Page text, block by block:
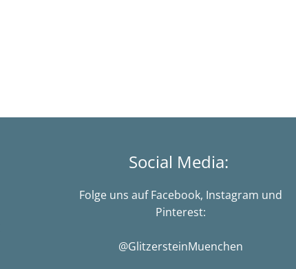
Social Media:
Folge uns auf Facebook, Instagram und
Pinterest:
@GlitzersteinMuenchen